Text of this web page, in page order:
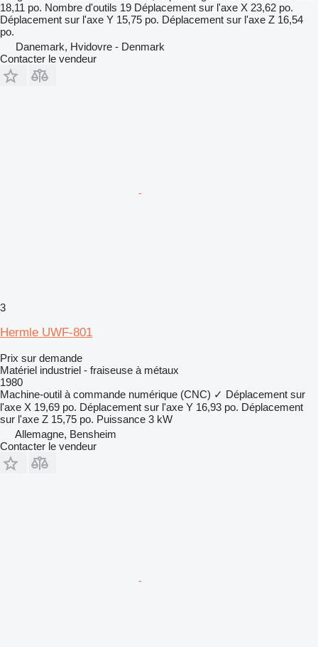
18,11 po. Nombre d'outils 19 Déplacement sur l'axe X 23,62 po.
Déplacement sur l'axe Y 15,75 po. Déplacement sur l'axe Z 16,54
po.
Danemark, Hvidovre - Denmark
Contacter le vendeur
3
Hermle UWF-801
Prix sur demande
Matériel industriel - fraiseuse à métaux
1980
Machine-outil à commande numérique (CNC) ✓ Déplacement sur
l'axe X 19,69 po. Déplacement sur l'axe Y 16,93 po. Déplacement
sur l'axe Z 15,75 po. Puissance 3 kW
Allemagne, Bensheim
Contacter le vendeur